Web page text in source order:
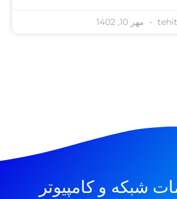
tehit مهر 10, 1402
شبکه و کامپیوتر